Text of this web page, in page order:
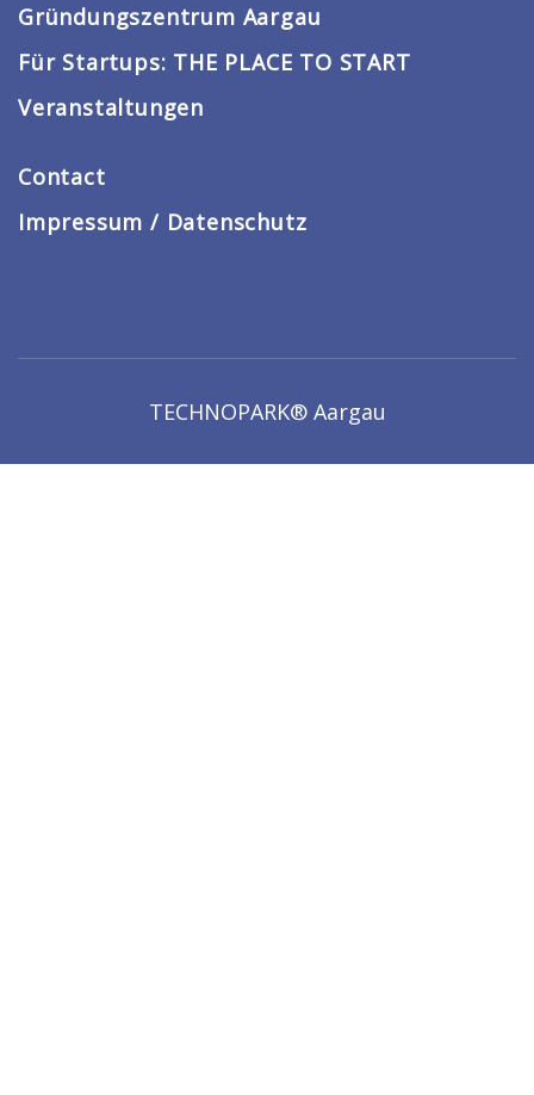
Gründungszentrum Aargau
Für Startups: THE PLACE TO START
Veranstaltungen
Contact
Impressum / Datenschutz
TECHNOPARK® Aargau